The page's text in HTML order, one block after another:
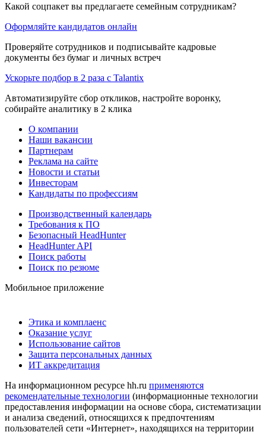
Какой соцпакет вы предлагаете семейным сотрудникам?
Оформляйте кандидатов онлайн
Проверяйте сотрудников и подписывайте кадровые
документы без бумаг и личных встреч
Ускорьте подбор в 2 раза с Talantix
Автоматизируйте сбор откликов, настройте воронку,
собирайте аналитику в 2 клика
О компании
Наши вакансии
Партнерам
Реклама на сайте
Новости и статьи
Инвесторам
Кандидаты по профессиям
Производственный календарь
Требования к ПО
Безопасный HeadHunter
HeadHunter API
Поиск работы
Поиск по резюме
Мобильное приложение
Этика и комплаенс
Оказание услуг
Использование сайтов
Защита персональных данных
ИТ аккредитация
На информационном ресурсе hh.ru применяются
рекомендательные технологии (информационные технологии
предоставления информации на основе сбора, систематизации
и анализа сведений, относящихся к предпочтениям
пользователей сети «Интернет», находящихся на территории